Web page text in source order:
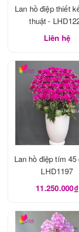
Lan hồ điệp thiết
thuật -
Liên hệ
Lan hồ điệp tím
LHD1197
11.250.000₫